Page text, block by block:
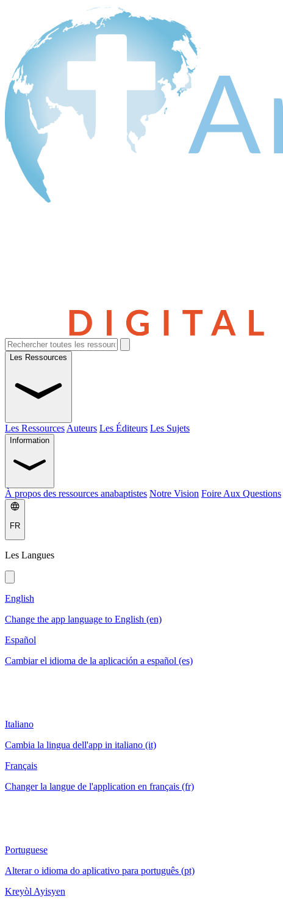
Les Ressources
Les Ressources Auteurs Les Éditeurs Les Sujets
Information
À propos des ressources anabaptistes Notre Vision Foire Aux Questions
FR
Les Langues
English
Change the app language to English (en)
Español
Cambiar el idioma de la aplicación a español (es)
Italiano
Cambia la lingua dell'app in italiano (it)
Français
Changer la langue de l'application en français (fr)
Portuguese
Alterar o idioma do aplicativo para português (pt)
Kreyòl Ayisyen